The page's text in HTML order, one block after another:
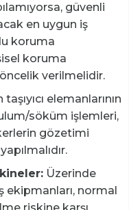
güvenli
en uygun iş
koruma
koruma
verilmelidir.
elemanlarının
söküm işlemleri,
gözetimi
Üzerinde
ekipmanları, normal